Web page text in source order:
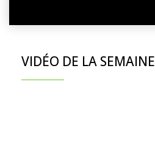
VIDÉO DE LA SEMAINE